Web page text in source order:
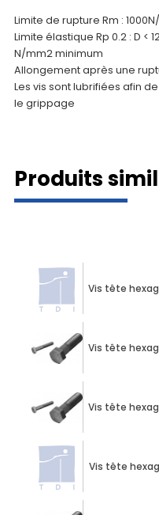
Limite de rupture Rm :
Limite élastique Rp 0.2 : D <
N/mm2 minimum
Allongement après une
​Les vis sont lubrifiées afin
le grippage
Produits
Vis tête
Vis tête
Vis tête
Vis tête